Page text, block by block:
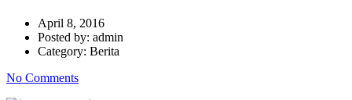
April 8, 2016
Posted by: admin
Category: Berita
No Comments